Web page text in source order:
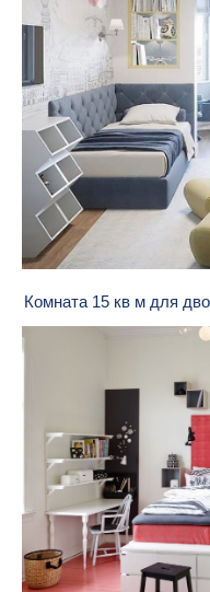
Комната 15 кв м для